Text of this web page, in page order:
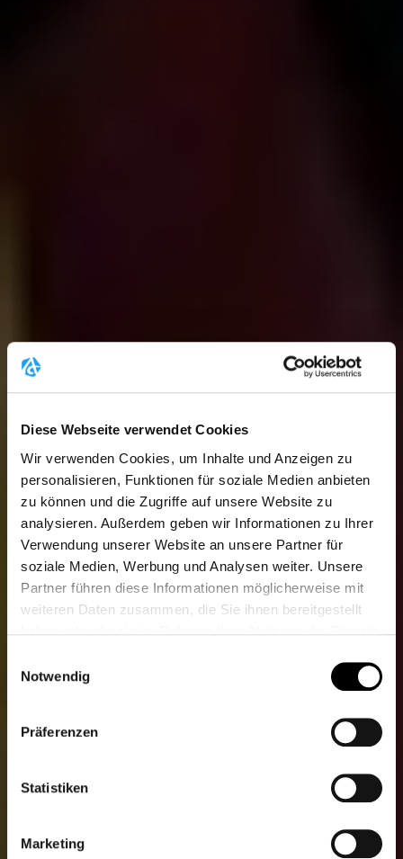
Diese Webseite verwendet Cookies
Wir verwenden Cookies, um Inhalte und Anzeigen zu
personalisieren, Funktionen für soziale Medien anbieten
zu können und die Zugriffe auf unsere Website zu
analysieren. Außerdem geben wir Informationen zu Ihrer
Verwendung unserer Website an unsere Partner für
soziale Medien, Werbung und Analysen weiter. Unsere
Partner führen diese Informationen möglicherweise mit
weiteren Daten zusammen, die Sie ihnen bereitgestellt
haben oder die sie im Rahmen Ihrer Nutzung der Dienste
Weitere Informationen finden Sie unter
Datenschutz
Notwendig
Präferenzen
Statistiken
Marketing